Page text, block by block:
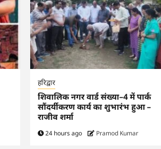
हरिद्वार
शिवालिक नगर वार्ड संख्या–4 में पार्क
सौंदर्यीकरण कार्य का शुभारंभ हुआ –
राजीव शर्मा
24 hours ago Pramod Kumar